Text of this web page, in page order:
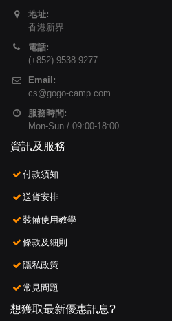
地址:
香港新界
電話:
(+852) 9538 9277
Email:
cs@gogo-camp.com
服務時間:
Mon-Sun / 09:00-18:00
資訊及服務
付款須知
送貨安排
裝備使用教學
條款及細則
隱私政策
常見問題
想獲取最新優惠訊息?